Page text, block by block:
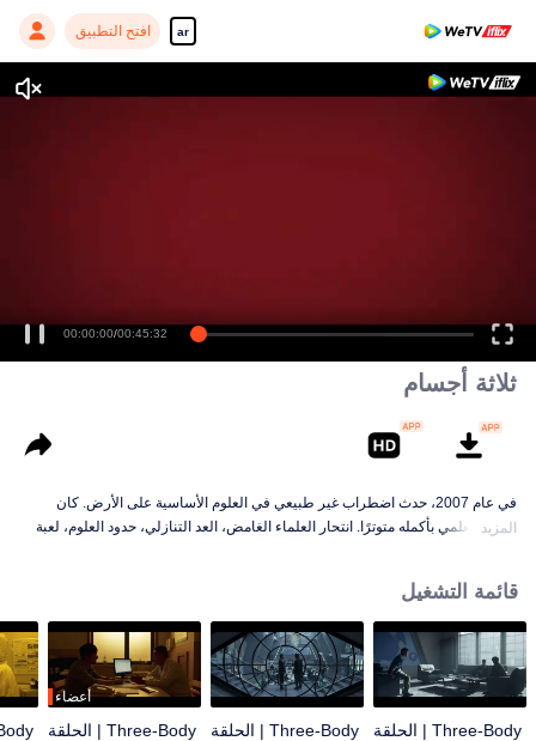
ar افتح التطبيق
00:00:00/00:45:32
ثلاثة أجسام
في عام 2007، حدث اضطراب غير طبيعي في العلوم الأساسية على الأرض. كان
العالم العلمي بأكمله متوترًا. انتحار العلماء الغامض، العد التنازلي، حدود العلوم، لعبة
ETO ومركز العمليات، أكد وانغ مياو وشي تشيانغ تدريجيًا وجود العالم في لعبة مشكلة
الأجسام الثلاثة. كل الأشياء نشأت من الصراع اليائس من أجل البقاء بين حضارتين.
بفضل الجهود المشتركة لمركز العمليات المشترك والعلماء، استعاد وانغ مياو وشي
تشيانغ وآخرون الأمل والإيمان، مما دفع الجميع إلى مواصلة القتال ضد غزو
المزيد
قائمة التشغيل
Three-Body | الحلقة
Three-Body | الحلقة
أعضاء
Three-Body | الحلقة